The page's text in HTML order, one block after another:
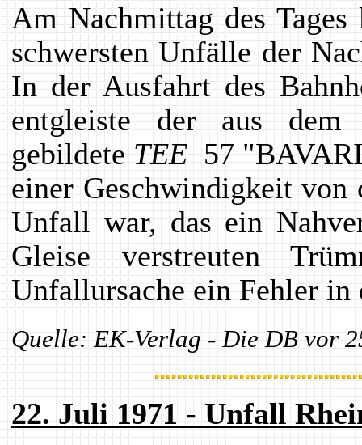
Am Nachmittag des
schwersten Unfälle der
In der Ausfahrt des
entgleiste der aus dem
gebildete TEE 57
einer Geschwindigkeit von
Unfall war, das ein
Gleise verstreuten
Unfallursache ein Fehler
Quelle: EK-Verlag - Die DB vor
22. Juli 1971 - Unfall